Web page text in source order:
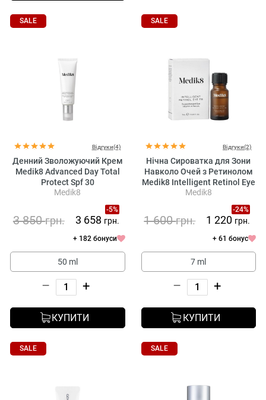
SALE
Відгуки(4)
Денний Зволожуючий Крем
Medik8 Advanced Day Total
Protect Spf 30
Medik8
-5%
3 850грн. 3 658 грн.
+ 182 бонуси
50 ml
– +
КУПИТИ
SALE
Відгуки(2)
Нічна Сироватка для Зони
Навколо Очей з Ретинолом
Medik8 Intelligent Retinol Eye
Tr
Medik8
-24%
1 600грн. 1 220 грн.
+ 61 бонус
7 ml
– +
КУПИТИ
SALE SALE